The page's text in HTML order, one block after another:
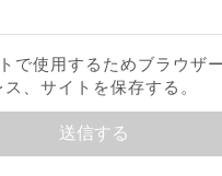
で使用するためブラウザ
、サイトを保存する。